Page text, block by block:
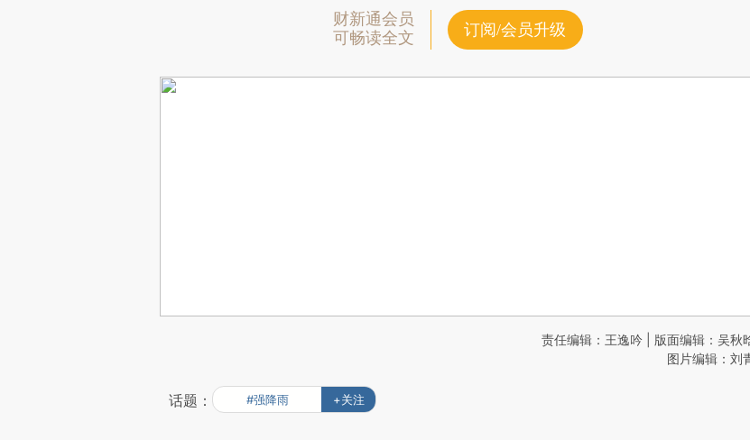
财新通会员
可畅读全文
订阅/会员升级
责任编辑：王逸吟 | 版面编辑：吴秋
图片编辑：刘
话题： #强降雨 +关注